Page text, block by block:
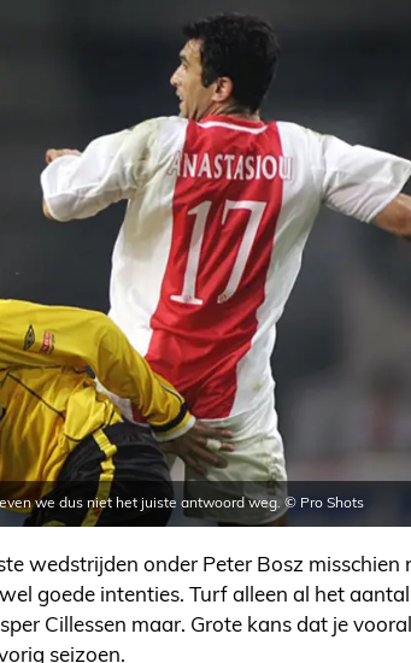
we dus niet het juiste antwoord weg. © Pro Shots
wedstrijden onder Peter Bosz misschien
goede intenties. Turf alleen al het aantal
Cillessen maar. Grote kans dat je
seizoen.